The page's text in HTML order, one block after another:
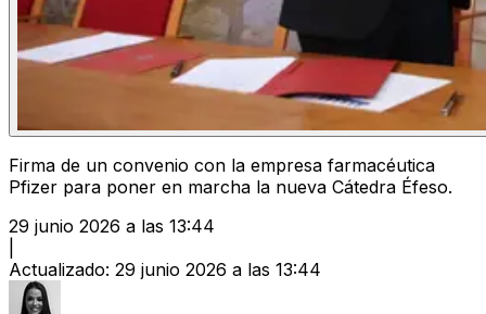
Firma de un convenio con la empresa farmacéutica
Pfizer para poner en marcha la nueva Cátedra Éfeso.
29 junio 2026 a las 13:44
Actualizado: 29 junio 2026 a las 13:44